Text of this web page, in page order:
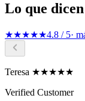
Lo que
★★★★★4.8 / 5·
Teresa ★★★★★
Verified Customer